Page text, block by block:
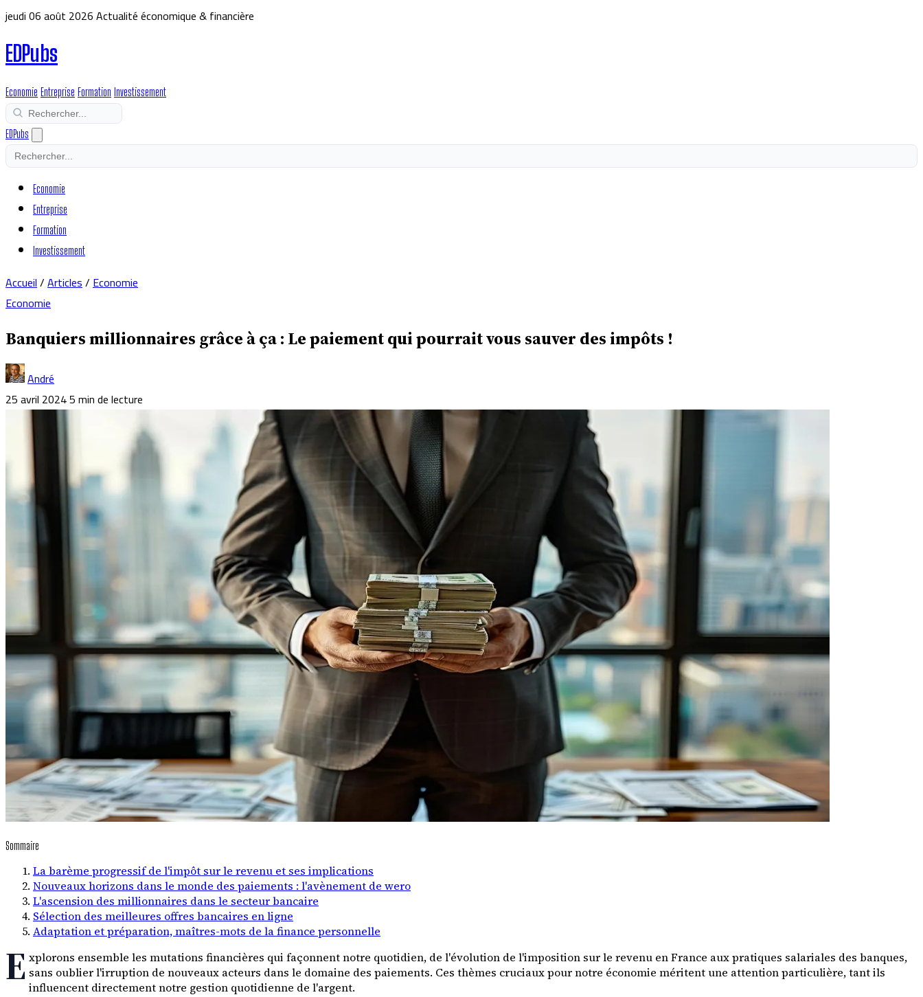
jeudi 06 août 2026Actualité économique & financière
EDPubs
Economie Entreprise Formation Investissement
EDPubs
Economie
Entreprise
Formation
Investissement
Accueil/Articles/Economie
Economie
Banquiers millionnaires grâce à ça : Le paiement qui pourrait vous sauver des impôts !
André
25 avril 20245 min de lecture
Sommaire
La barème progressif de l'impôt sur le revenu et ses implications
Nouveaux horizons dans le monde des paiements : l'avènement de wero
L'ascension des millionnaires dans le secteur bancaire
Sélection des meilleures offres bancaires en ligne
Adaptation et préparation, maîtres-mots de la finance personnelle
E xplorons ensemble les mutations financières qui façonnent notre quotidien, de l'évolution de l'imposition sur le revenu en France aux pratiques salariales des banques,
sans oublier l'irruption de nouveaux acteurs dans le domaine des paiements. Ces thèmes cruciaux pour notre économie méritent une attention particulière, tant ils
influencent directement notre gestion quotidienne de l'argent.